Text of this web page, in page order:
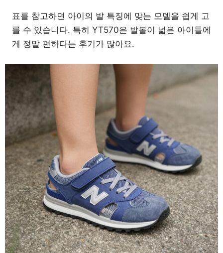
표를 참고하면 아이의 발 특징에 맞는 모델을 쉽게 고
를 수 있습니다. 특히 YT570은 발볼이 넓은 아이들에
게 정말 편하다는 후기가 많아요.